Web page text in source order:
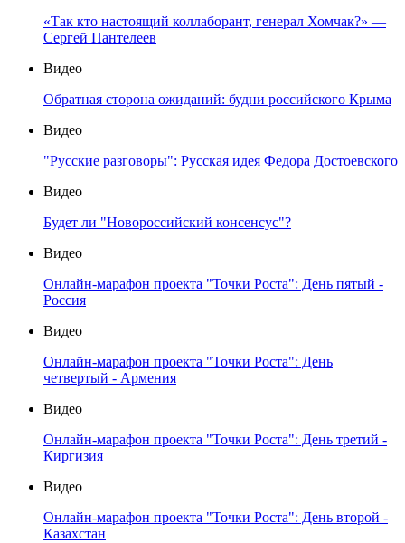
«Так кто настоящий коллаборант, генерал Хомчак?» —
Сергей Пантелеев
Видео
Обратная сторона ожиданий: будни российского Крыма
Видео
"Русские разговоры": Русская идея Федора Достоевского
Видео
Будет ли "Новороссийский консенсус"?
Видео
Онлайн-марафон проекта "Точки Роста": День пятый -
Россия
Видео
Онлайн-марафон проекта "Точки Роста": День
четвертый - Армения
Видео
Онлайн-марафон проекта "Точки Роста": День третий -
Киргизия
Видео
Онлайн-марафон проекта "Точки Роста": День второй -
Казахстан